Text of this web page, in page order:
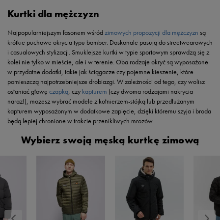
Kurtki dla mężczyzn
Najpopularniejszym fasonem wśródzimowych propozycji dla mężczyzn są
krótkie puchowe okrycia typu bomber. Doskonale pasują do streetwearowych
i casualowych stylizacji. Smuklejsze kurtki w typie sportowym sprawdzą się z
kolei nie tylko w mieście, ale i w terenie. Oba rodzaje okryć są wyposażone
w przydatne dodatki, takie jak ściągacze czy pojemne kieszenie, które
pomieszczą najpotrzebniejsze drobiazgi. W zależności od tego, czy wolisz
osłaniać głowę czapką, czy kapturem (czy dwoma rodzajami nakrycia
naraz!), możesz wybrać modele z kołnierzem-stójką lub przedłużanym
kapturem wyposażonym w dodatkowe zapięcie, dzięki któremu szyja i broda
będą lepiej chronione w trakcie przenikliwych mrozów.
Wybierz swoją męską kurtkę zimową